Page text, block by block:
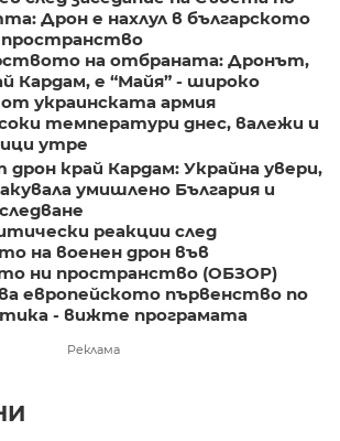
Дрон е нахлул в българското
на отбраната: Дронът,
Кардам, е “Майя” - широко
от украинската армия
температури днес, валежи и
утре
дрон край Кардам: Украйна увери,
умишлено България и
реакции след
на военен дрон във
ни пространство (ОБЗОР)
европейското първенство по
- вижте програмата
Реклама